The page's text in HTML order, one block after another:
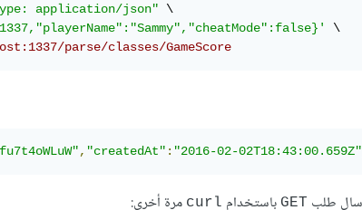
application/json"
\
parse/classes/GameScore
, "createdAt" : "2016-02-02T18:43:00.659Z"
GET باستخدام curl مرة أخرى: